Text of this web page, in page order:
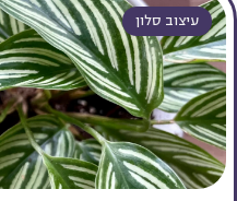
עיצוב סלון